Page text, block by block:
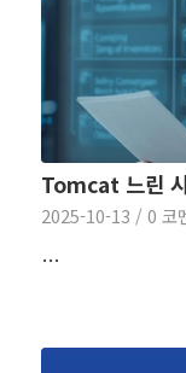
Tomcat 느린
2025-10-13 / 0 코
…